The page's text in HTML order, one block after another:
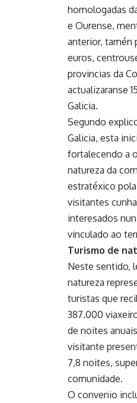
homologadas
e Ourense,
anterior, tamén
euros,
provincias da
actualizaranse
Galicia.
Segundo
Galicia, esta
fortalecendo a
natureza da
estratéxico pola
visitantes
interesados
vinculado ao
Turismo de
Neste sentido,
natureza
turistas que
387.000
de noites
visitante
7,8 noites,
comunidade.
O convenio